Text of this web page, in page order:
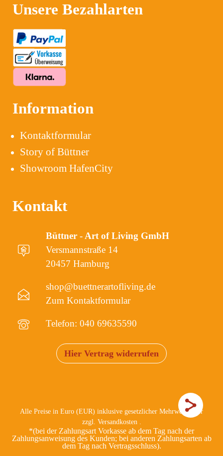
Unsere Bezahlarten
Information
Kontaktformular
Story of Büttner
Showroom HafenCity
Kontakt
Büttner - Art of Living GmbH
Versmannstraße 14
20457 Hamburg
shop@buettnerartofliving.de
Zum Kontaktformular
Telefon: 040 69635590
Hier Vertrag widerrufen
Alle Preise in Euro (EUR) inklusive gesetzlicher Mehrwertsteuer
zzgl. Versandkosten
*(bei der Zahlungsart Vorkasse ab dem Tag nach der
Zahlungsanweisung des Kunden; bei anderen Zahlungsarten ab
dem Tag nach Vertragsschluss).